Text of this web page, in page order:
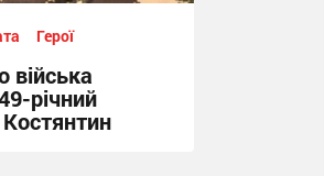
Герої
війська
річний